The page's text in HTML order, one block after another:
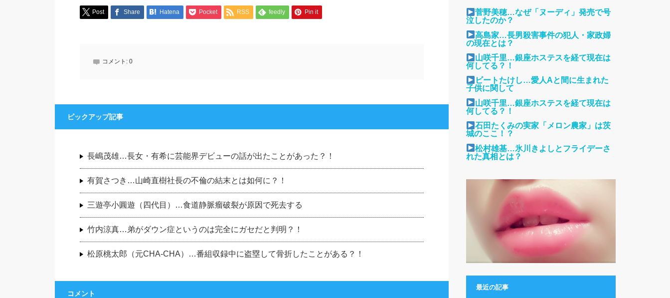
Post Share Hatena Pocket RSS feedly Pin it
コメント: 0
ピックアップ記事
長嶋茂雄…長女・有希に芸能界デビューの話が出たことがあった？！
有賀さつき…山崎直樹社長の不倫の結末とは如何に？！
三遊亭小圓遊（四代目）…食道静脈瘤破裂が原因で死去する
竹内涼真…弟がダウン症というのは完全にガセだと判明？！
松原桃太郎（元CHA-CHA）…番組収録中に盗塁して骨折したことがある？！
コメント
菅野美穂…なぜ「ヌーディ」発売で号
泣したのか？
高島家…長男殺害事件の犯人・家政婦
の現在とは？
山咲千里…銀座ホステスを経て現在は
何してる？！
ビートたけし…愛人Aと間に生まれた
子供に関して
山咲千里…銀座ホステスを経て現在は
何してる？！
石田たくみの実家「メロン農家」は茨
城のここ！？
松村雄基…氷川きよしとフライデーさ
れた真相とは？
最近の記事